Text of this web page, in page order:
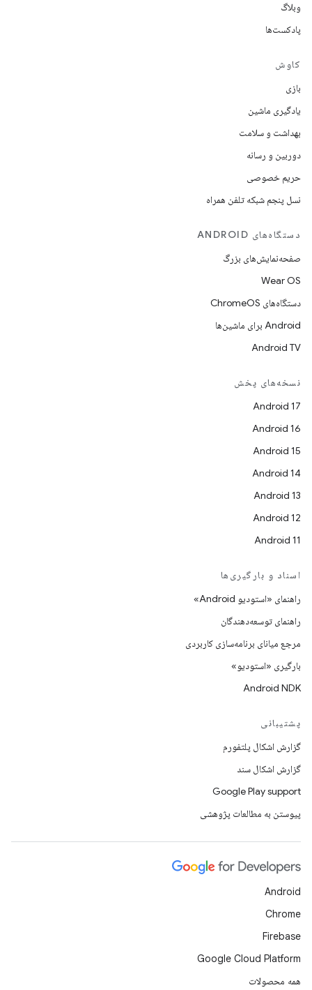
وبلاگ
پادکست‌ها
کاوش
بازی
یادگیری ماشین
بهداشت و سلامت
دوربین و رسانه
حریم خصوصی
نسل پنجم شبکه تلفن همراه
دستگاه‌های ANDROID
صفحه‌نمایش‌های بزرگ
Wear OS
دستگاه‌های ChromeOS
Android برای ماشین‌ها
Android TV
نسخه‌های پخش
Android 17
Android 16
Android 15
Android 14
Android 13
Android 12
Android 11
اسناد و بارگیری‌ها
راهنمای «استودیو Android»
راهنمای توسعه‌دهندگان
مرجع میانای برنامه‌سازی کاربردی
بارگیری «استودیو»
Android NDK
پشتیبانی
گزارش اشکال پلتفورم
گزارش اشکال سند
Google Play support
پیوستن به مطالعات پژوهشی
Android
Chrome
Firebase
Google Cloud Platform
همه محصولات